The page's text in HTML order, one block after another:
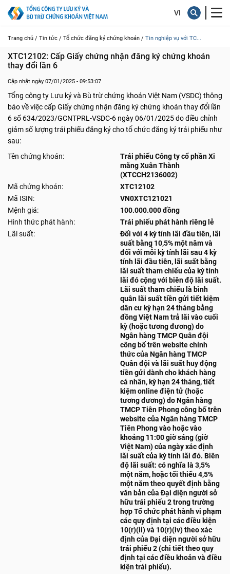
Trang chủ / Tin tức / Tổ chức đăng ký chứng khoán / Tin nghiệp vụ với TC...
XTC12102: Cấp Giấy chứng nhận đăng ký chứng khoán
thay đổi lần 6
Cập nhật ngày 07/01/2025 - 09:53:07
Tổng công ty Lưu ký và Bù trừ chứng khoán Việt Nam (VSDC) thông
báo về việc cấp Giấy chứng nhận đăng ký chứng khoán thay đổi lần
6 số 634/2023/GCNTPRL-VSDC-6 ngày 06/01/2025 do điều chỉnh
giảm số lượng trái phiếu đăng ký cho tổ chức đăng ký trái phiếu như
sau:
Tên chứng khoán:
Trái phiếu Công ty cổ phần Xi
măng Xuân Thành
(XTCCH2136002)
Mã chứng khoán:
XTC12102
Mã ISIN:
VN0XTC121021
Mệnh giá:
100.000.000 đồng
Hình thức phát hành:
Trái phiếu phát hành riêng lẻ
Lãi suất:
Đối với 4 kỳ tính lãi đầu tiên, lãi
suất bằng 10,5% một năm và
đối với mỗi kỳ tính lãi sau 4 kỳ
tính lãi đầu tiên, lãi suất bằng
lãi suất tham chiếu của kỳ tính
lãi đó cộng với biên độ lãi suất.
Lãi suất tham chiếu là bình
quân lãi suất tiền gửi tiết kiệm
dân cư kỳ hạn 24 tháng bằng
đồng Việt Nam trả lãi vào cuối
kỳ (hoặc tương đương) do
Ngân hàng TMCP Quân đội
công bố trên website chính
thức của Ngân hàng TMCP
Quân đội và lãi suất huy động
tiền gửi dành cho khách hàng
cá nhân, kỳ hạn 24 tháng, tiết
kiệm online điện tử (hoặc
tương đương) do Ngân hàng
TMCP Tiên Phong công bố trên
website của Ngân hàng TMCP
Tiên Phong vào hoặc vào
khoảng 11:00 giờ sáng (giờ
Việt Nam) của ngày xác định
lãi suất của kỳ tính lãi đó. Biên
độ lãi suất: có nghĩa là 3,5%
một năm, hoặc tối thiểu 4,5%
một năm theo quyết định bằng
văn bản của Đại diện người sở
hữu trái phiếu 2 trong trường
hợp Tổ chức phát hành vi phạm
các quy định tại các điều kiện
10(r)(ii) và 10(r)(iv) theo xác
định của Đại diện người sở hữu
trái phiếu 2 (chi tiết theo quy
định tại các điều khoản và điều
kiện trái phiếu).